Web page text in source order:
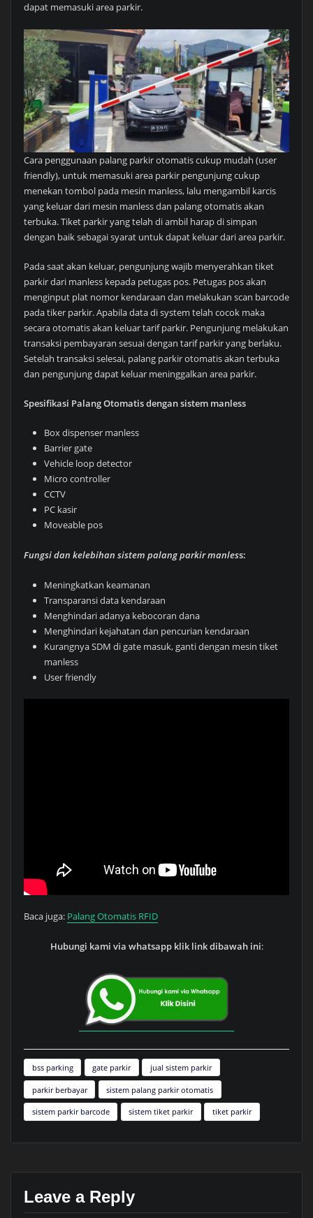
dapat memasuki area parkir.
Cara penggunaan palang parkir otomatis cukup mudah (user
friendly), untuk memasuki area parkir pengunjung cukup
menekan tombol pada mesin manless, lalu mengambil karcis
yang keluar dari mesin manless dan palang otomatis akan
terbuka. Tiket parkir yang telah di ambil harap di simpan
dengan baik sebagai syarat untuk dapat keluar dari area parkir.
Pada saat akan keluar, pengunjung wajib menyerahkan tiket
parkir dari manless kepada petugas pos. Petugas pos akan
menginput plat nomor kendaraan dan melakukan scan barcode
pada tiker parkir. Apabila data di system telah cocok maka
secara otomatis akan keluar tarif parkir. Pengunjung melakukan
transaksi pembayaran sesuai dengan tarif parkir yang berlaku.
Setelah transaksi selesai, palang parkir otomatis akan terbuka
dan pengunjung dapat keluar meninggalkan area parkir.
Spesifikasi Palang Otomatis dengan sistem manless
Box dispenser manless
Barrier gate
Vehicle loop detector
Micro controller
CCTV
PC kasir
Moveable pos
Fungsi dan kelebihan sistem palang parkir manless:
Meningkatkan keamanan
Transparansi data kendaraan
Menghindari adanya kebocoran dana
Menghindari kejahatan dan pencurian kendaraan
Kurangnya SDM di gate masuk, ganti dengan mesin tiket
manless
User friendly
Baca juga: Palang Otomatis RFID
Hubungi kami via whatsapp klik link dibawah ini:
bss parking gate parkir jual sistem parkir
parkir berbayar sistem palang parkir otomatis
sistem parkir barcode sistem tiket parkir tiket parkir
Leave a Reply